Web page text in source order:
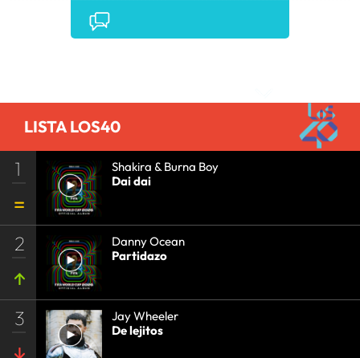
LISTA LOS40
1
Shakira & Burna Boy
Dai dai
2
Danny Ocean
Partidazo
3
Jay Wheeler
De lejitos